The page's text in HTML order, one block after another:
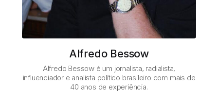
Alfredo Bessow
Alfredo Bessow é um jornalista, radialista,
influenciador e analista político brasileiro com mais de
40 anos de experiência.